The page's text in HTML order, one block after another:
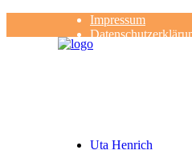
Impressum
Kontakt
Uta Henrich